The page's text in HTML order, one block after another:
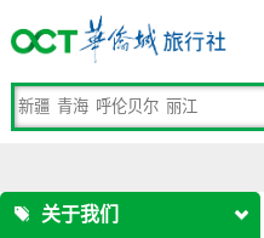
关于我们